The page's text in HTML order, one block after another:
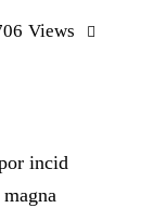
Views
incid